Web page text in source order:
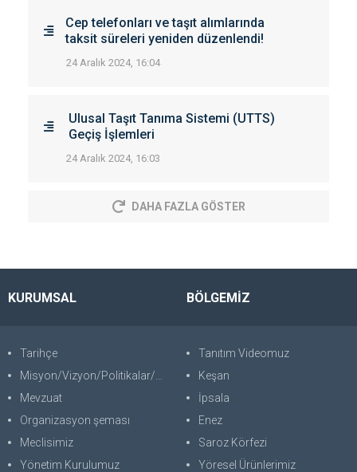
Cep telefonları ve taşıt alımlarında
taksit süreleri yeniden düzenlendi!
24 Aralık 2024, 16:04
Ulusal Taşıt Tanıma Sistemi (UTTS)
Geçiş İşlemleri
24 Aralık 2024, 16:03
DAHA FAZLA GÖSTER
KURUMSAL
Tarihçe
Misyon/Vizyon/Politikalar/SWOT
Mevzuat
Organizasyon şeması
Meclisimiz
Yönetim Kurulumuz
BÖLGEMİZ
Tanıtım Videomuz
Keşan
İpsala
Enez
Saroz Körfezi
Yöresel Ürünlerimiz